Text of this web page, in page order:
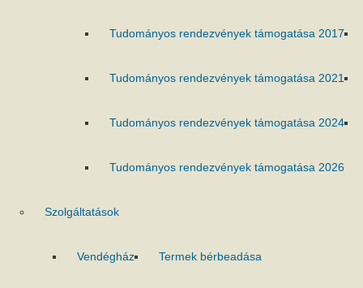
Tudományos rendezvények támogatása 2017
Tudományos rendezvények támogatása 2021
Tudományos rendezvények támogatása 2024
Tudományos rendezvények támogatása 2026
Szolgáltatások
Vendégház Termek bérbeadása